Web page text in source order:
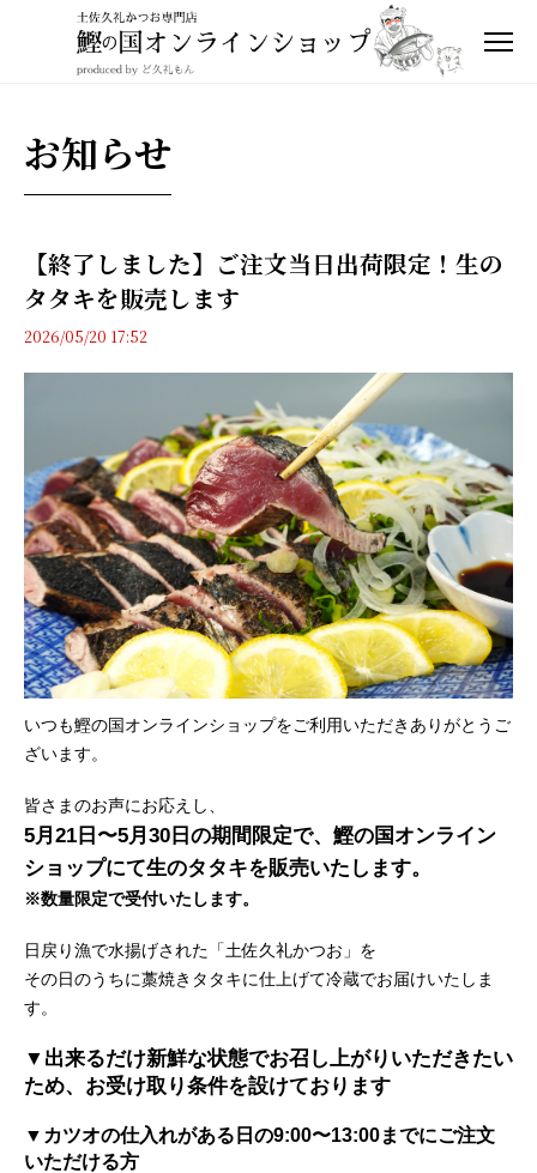
お知らせ
【終了しました】ご注文当日出荷限定！生の
タタキを販売します
2026/05/20 17:52
いつも鰹の国オンラインショップをご利用いただきありがとうご
ざいます。
皆さまのお声にお応えし、
5月21日〜5月30日の期間限定で、 鰹の国オンライン
ショップにて生のタタキを販売いたします。
※数量限定で受付いたします。
日戻り漁で水揚げされた「土佐久礼かつお」を
その日のうちに藁焼きタタキに仕上げて冷蔵でお届けいたしま
す。
▼出来るだけ新鮮な状態でお召し上がりいただきたい
ため、お受け取り条件を設けております
▼カツオの仕入れがある日の9:00〜13:00までにご注文
いただける方